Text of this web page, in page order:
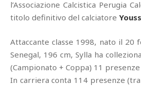
l’Associazione Calcistica Perugia
titolo definitivo del calciatore
Attaccante classe 1998, nato il 20
Senegal, 196 cm, Sylla ha
(Campionato + Coppa) 11
In carriera conta 114 presenze (tra